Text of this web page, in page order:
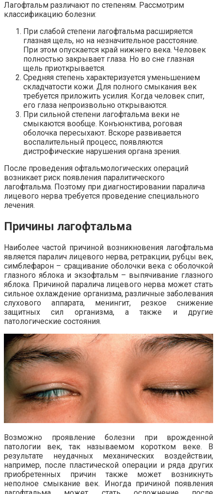
Лагофтальм различают по степеням. Рассмотрим
классификацию болезни:
При слабой степени лагофтальма расширяется
глазная щель, но на незначительное расстояние.
При этом опускается край нижнего века. Человек
полностью закрывает глаза. Но во сне глазная
щель приоткрывается.
Средняя степень характеризуется уменьшением
складчатости кожи. Для полного смыкания век
требуется приложить усилия. Когда человек спит,
его глаза непроизвольно открываются.
При сильной степени лагофтальма веки не
смыкаются вообще. Конъюнктива, роговая
оболочка пересыхают. Вскоре развивается
воспалительный процесс, появляются
дистрофические нарушения органа зрения.
После проведения офтальмологических операций
возникает риск появления паралитического
лагофтальма. Поэтому при диагностировании паралича
лицевого нерва требуется проведение специального
лечения.
Причины лагофтальма
Наиболее частой причиной возникновения лагофтальма
является паралич лицевого нерва, ретракции, рубцы век,
симблефарон – сращивание оболочки века с оболочкой
глазного яблока и экзофтальм – выпячивание глазного
яблока. Причиной паралича лицевого нерва может стать
сильное охлаждение организма, различные заболевания
слухового аппарата, менингит, резкое снижение
защитных сил организма, а также и другие
патологические состояния.
Возможно проявление болезни при врожденной
патологии век, так называемом коротком веке. В
результате неудачных механических воздействии,
например, после пластической операции и ряда других
приобретенных причин также может возникнуть
неполное смыкание век. Иногда причиной появления